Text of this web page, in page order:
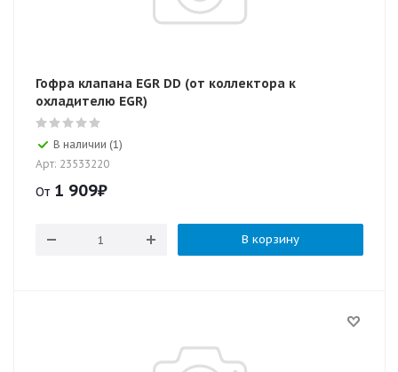
Гофра клапана EGR DD (от коллектора к
охладителю EGR)
В наличии (1)
Арт: 23533220
От 1 909₽
В корзину